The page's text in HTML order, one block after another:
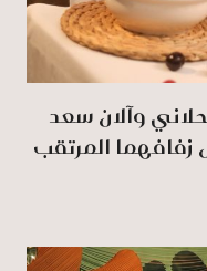
وآلان سعد
المرتقب